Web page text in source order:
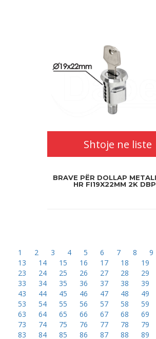
Shtoje ne liste
BRAVE PËR DOLLAP
HR FI19X22MM 2K
1 2 3 4 5 6 7 8 9
13
14 15 16 17 18 19
23
24 25 26 27 28 29
33
34 35 36 37 38 39
43
44 45 46 47 48 49
53
54 55 56 57 58 59
63
64 65 66 67 68 69
73
74 75 76 77 78 79
83
84 85 86 87 88 89